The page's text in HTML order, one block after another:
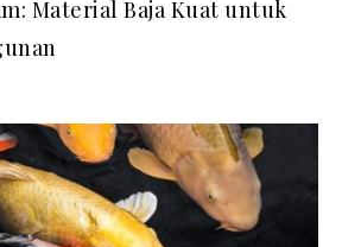
Material Baja Kuat untuk